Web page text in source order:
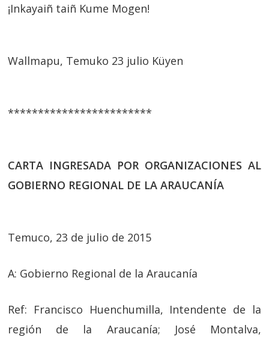
¡Inkayaiñ taiñ Kume Mogen!
Wallmapu, Temuko 23 julio Küyen
************************
CARTA INGRESADA POR ORGANIZACIONES AL
GOBIERNO REGIONAL DE LA ARAUCANÍA
Temuco, 23 de julio de 2015
A: Gobierno Regional de la Araucanía
Ref: Francisco Huenchumilla, Intendente de la
región de la Araucanía; José Montalva,